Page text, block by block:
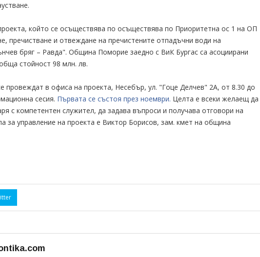
който се осъществява по осъществява по Приоритетна ос 1 на ОП
пречистване и отвеждане на пречистените отпадъчни води на
бряг – Равда". Община Поморие заедно с ВиК Бургас са асоциирани
стойност 98 млн. лв.
провеждат в офиса на проекта, Несебър, ул. "Гоце Делчев" 2А, от 8.30 до
сесия. Първата се състоя през ноември. Целта е всеки желаещ да
с компетентен служител, да задава въпроси и получава отговори на
за управление на проекта е Виктор Борисов, зам. кмет на община